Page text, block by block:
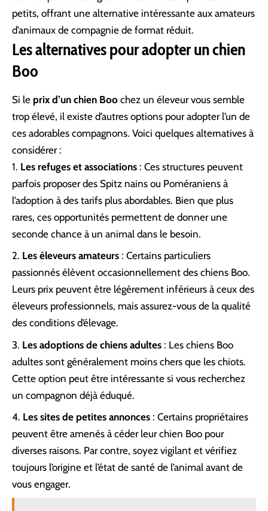
petits, offrant une alternative intéressante aux amateurs
d’animaux de compagnie de format réduit.
Les alternatives pour adopter un chien
Boo
Si le prix d’un chien Boo chez un éleveur vous semble
trop élevé, il existe d’autres options pour adopter l’un de
ces adorables compagnons. Voici quelques alternatives à
considérer :
Les refuges et associations : Ces structures peuvent
parfois proposer des Spitz nains ou Poméraniens à
l’adoption à des tarifs plus abordables. Bien que plus
rares, ces opportunités permettent de donner une
seconde chance à un animal dans le besoin.
Les éleveurs amateurs : Certains particuliers
passionnés élèvent occasionnellement des chiens Boo.
Leurs prix peuvent être légèrement inférieurs à ceux des
éleveurs professionnels, mais assurez-vous de la qualité
des conditions d’élevage.
Les adoptions de chiens adultes : Les chiens Boo
adultes sont généralement moins chers que les chiots.
Cette option peut être intéressante si vous recherchez
un compagnon déjà éduqué.
Les sites de petites annonces : Certains propriétaires
peuvent être amenés à céder leur chien Boo pour
diverses raisons. Par contre, soyez vigilant et vérifiez
toujours l’origine et l’état de santé de l’animal avant de
vous engager.